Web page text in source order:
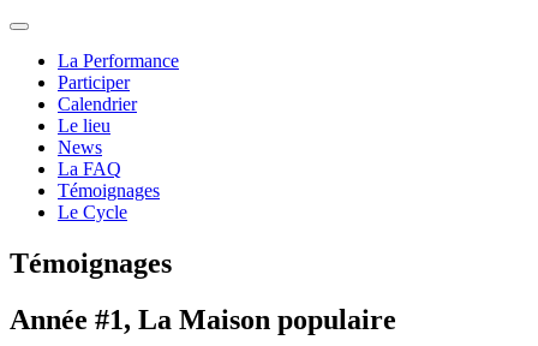
La Performance
Participer
Calendrier
Le lieu
News
La FAQ
Témoignages
Le Cycle
Témoignages
Année #1, La Maison populaire